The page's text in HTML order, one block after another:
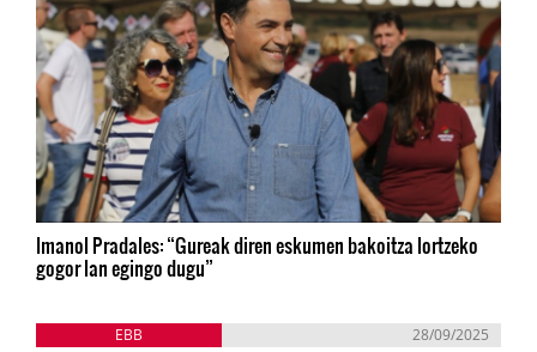
Imanol Pradales: “Gureak diren eskumen bakoitza lortzeko
gogor lan egingo dugu”
EBB 28/09/2025